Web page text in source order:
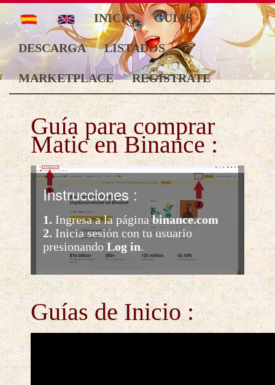
INICIO GUÍAS
DESCARGA LISTADOS
MARKETPLACE REGISTRATE
Guía para comprar
Matic en Binance :
Instrucciones :
1. Ingresa a la páginabinance.com
2. Inicia sesión con tu usuario
presionando Log in.
Guías de Inicio :